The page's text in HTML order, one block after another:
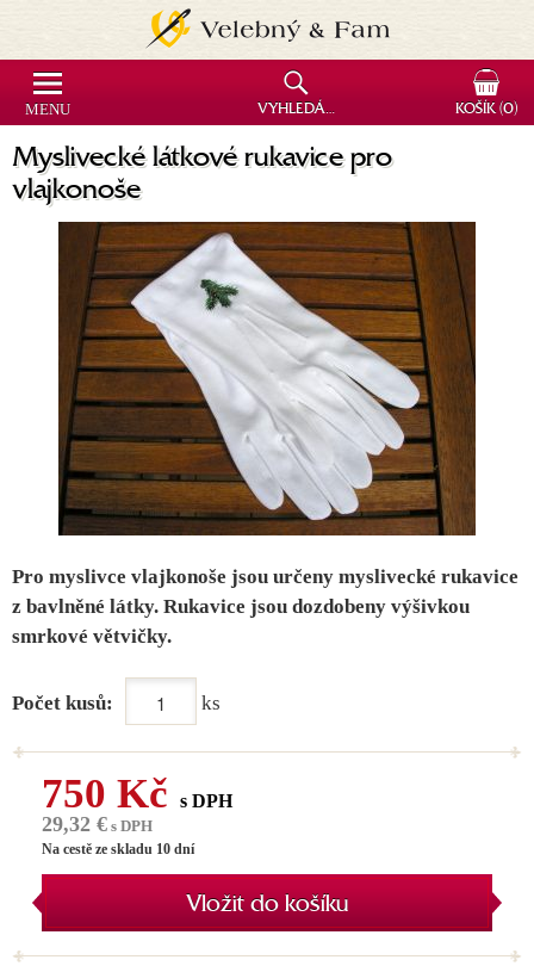
Myslivecké látkové rukavice pro
vlajkonoše
Pro myslivce vlajkonoše jsou určeny myslivecké rukavice
z bavlněné látky. Rukavice jsou dozdobeny výšivkou
smrkové větvičky.
Počet kusů: ks
750 Kč s DPH
29,32 € s DPH
Na cestě ze skladu 10 dní
Vložit do košíku
MENU VYHLEDÁVÁNÍ KOŠÍK(0)